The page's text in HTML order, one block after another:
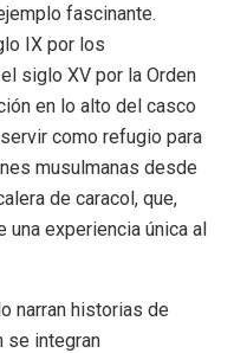
fascinante.
IX por los
siglo XV por la Orden
en lo alto del casco
como refugio para
musulmanas desde
de caracol, que,
una experiencia única al
narran historias de
se integran